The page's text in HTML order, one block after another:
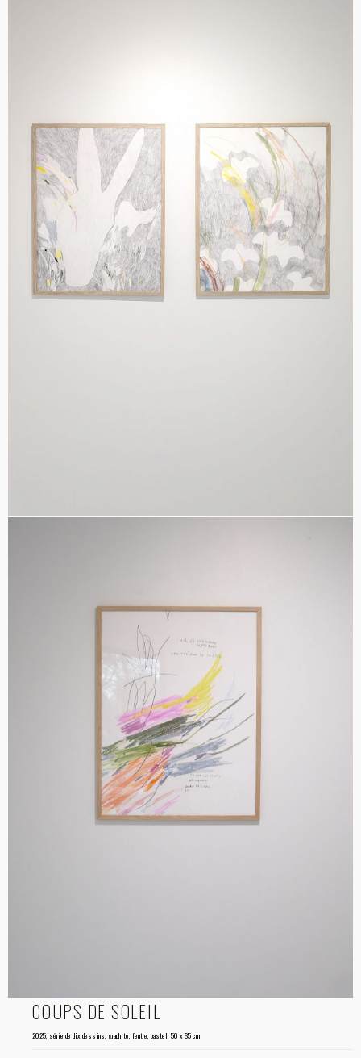
COUPS DE SOLEIL
2025, série de dix dessins, graphite, feutre, pastel, 50 x 65 cm